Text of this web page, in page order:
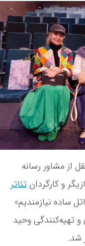
ا
ی
م
ر
د
ش
ی
ش
ه‌
ا
ی
ت
ئ
ا
ت
ر
ک
س
ر
از مشاور رسانه
و کارگردانتئاتر
ساده نیازمندیم»
و تهیه‌کنندگی وحید
شد.